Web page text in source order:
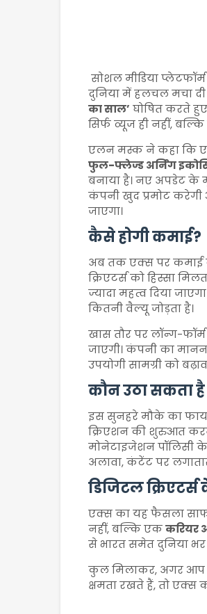
सोशल मीडिया
दुनिया में हलचल मचा
का साल’ घोषित करते
सिर्फ व्यूज ही नहीं,
एलन मस्क ने कहा कि
फुल-फ्लेज्ड अर्निंग
बनाया है। नए अपडेट के
कंपनी खुद प्रमोट
जाएगा।
कैसे होगी कमाई?
अब तक एक्स पर कमाई
क्रिएटर्स को हिस्सा
ज्यादा महत्व दिया
कितनी वैल्यू जोड़ता है।
खास तौर पर लॉन्ग-
जाएगी। कंपनी का
उपयोगी सामग्री को
कौन उठा सकता है
इस सुनहरे मौके का
क्रिएशन की शुरुआत
मोनेटाइजेशन पॉलिसी
अलावा, कंटेंट पर
डिजिटल
एक्स का यह फैसला
नहीं, बल्कि एककरियर
से भारत समेत दुनिया भर
कुल मिलाकर, अगर आप
क्षमता रखते हैं, तो एक्स